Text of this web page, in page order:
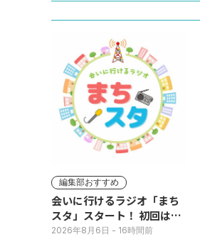
編集部おすすめ
会いに行けるラジオ「まち
スタ」スタート！ 初回は11
日(火･祝) 公開生放送
2026年8月6日 - 16時間前